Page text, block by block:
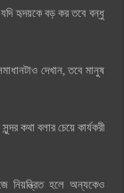
হৃদয়কে বড় কর তবে বন্ধু
দেখান, তবে মানুষ
কথা বলার চেয়ে কার্যকরী
নিয়ন্ত্রিত হলে অন্যকেও